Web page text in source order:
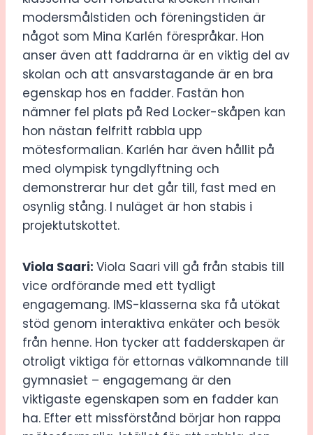
modersmålstiden och föreningstiden är
något som Mina Karlén förespråkar. Hon
anser även att faddrarna är en viktig del av
skolan och att ansvarstagande är en bra
egenskap hos en fadder. Fastän hon
nämner fel plats på Red Locker-skåpen kan
hon nästan felfritt rabbla upp
mötesformalian. Karlén har även hållit på
med olympisk tyngdlyftning och
demonstrerar hur det går till, fast med en
osynlig stång. I nuläget är hon stabis i
projektutskottet.
Viola Saari: Viola Saari vill gå från stabis till
vice ordförande med ett tydligt
engagemang. IMS-klasserna ska få utökat
stöd genom interaktiva enkäter och besök
från henne. Hon tycker att fadderskapen är
otroligt viktiga för ettornas välkomnande till
gymnasiet – engagemang är den
viktigaste egenskapen som en fadder kan
ha. Efter ett missförstånd börjar hon rappa